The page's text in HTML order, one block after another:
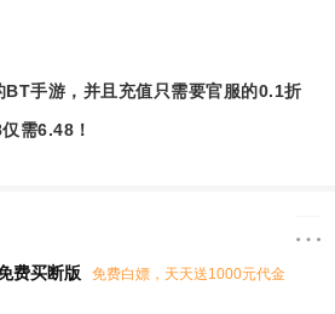
BT手游，并且充值只需要官服的0.1折
需6.48！
费买断版
免费白嫖，天天送1000元代金